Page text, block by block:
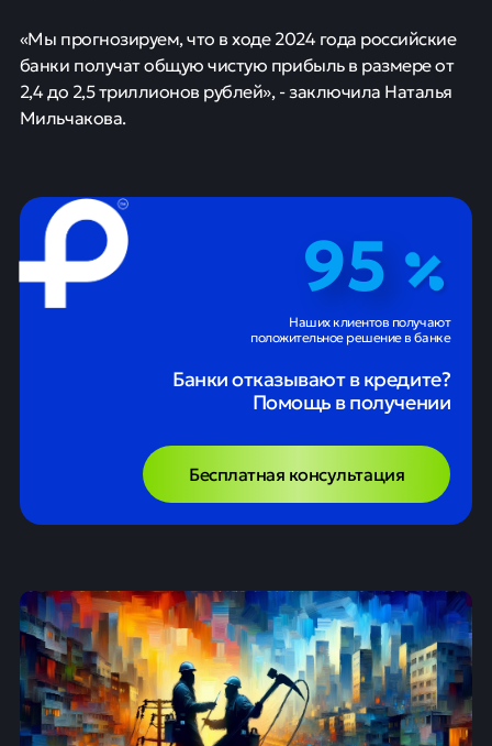
«Мы прогнозируем, что в ходе 2024 года российские
банки получат общую чистую прибыль в размере от
2,4 до 2,5 триллионов рублей», - заключила Наталья
Мильчакова.
95
Наших клиентов получают
положительное решение в банке
Банки отказывают в кредите?
Помощь в получении
Бесплатная консультация